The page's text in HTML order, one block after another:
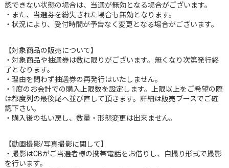
認できない状態の場合は、当選が無効となる場合がございます。
・また、当選券を紛失された場合も無効となります。
・状況により、受付時間が予告なく変更となる場合がございます。
【対象商品の販売について】
・対象商品や抽選券は数に限りがございます。無くなり次第発行終
了となります。
・理由を問わず抽選券の再発行はいたしません。
・1度のお会計での購入上限数を設定します。上限以上をご希望の際
は都度列の最後尾へ並び直して頂きます。詳細は販売ブースでご確
認下さい。
・購入後の払い戻し、数量・形態変更は出来ません。
【動画撮影/写真撮影に関して】
・撮影はCBがご当選者様の携帯電話をお借りし、自撮り形式で撮影
を行います。